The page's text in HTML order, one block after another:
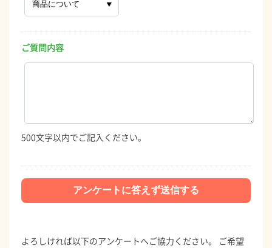
ご質問内容
500文字以内でご記入ください。
よろしければ以下のアンケートへご協力ください。 ご希望